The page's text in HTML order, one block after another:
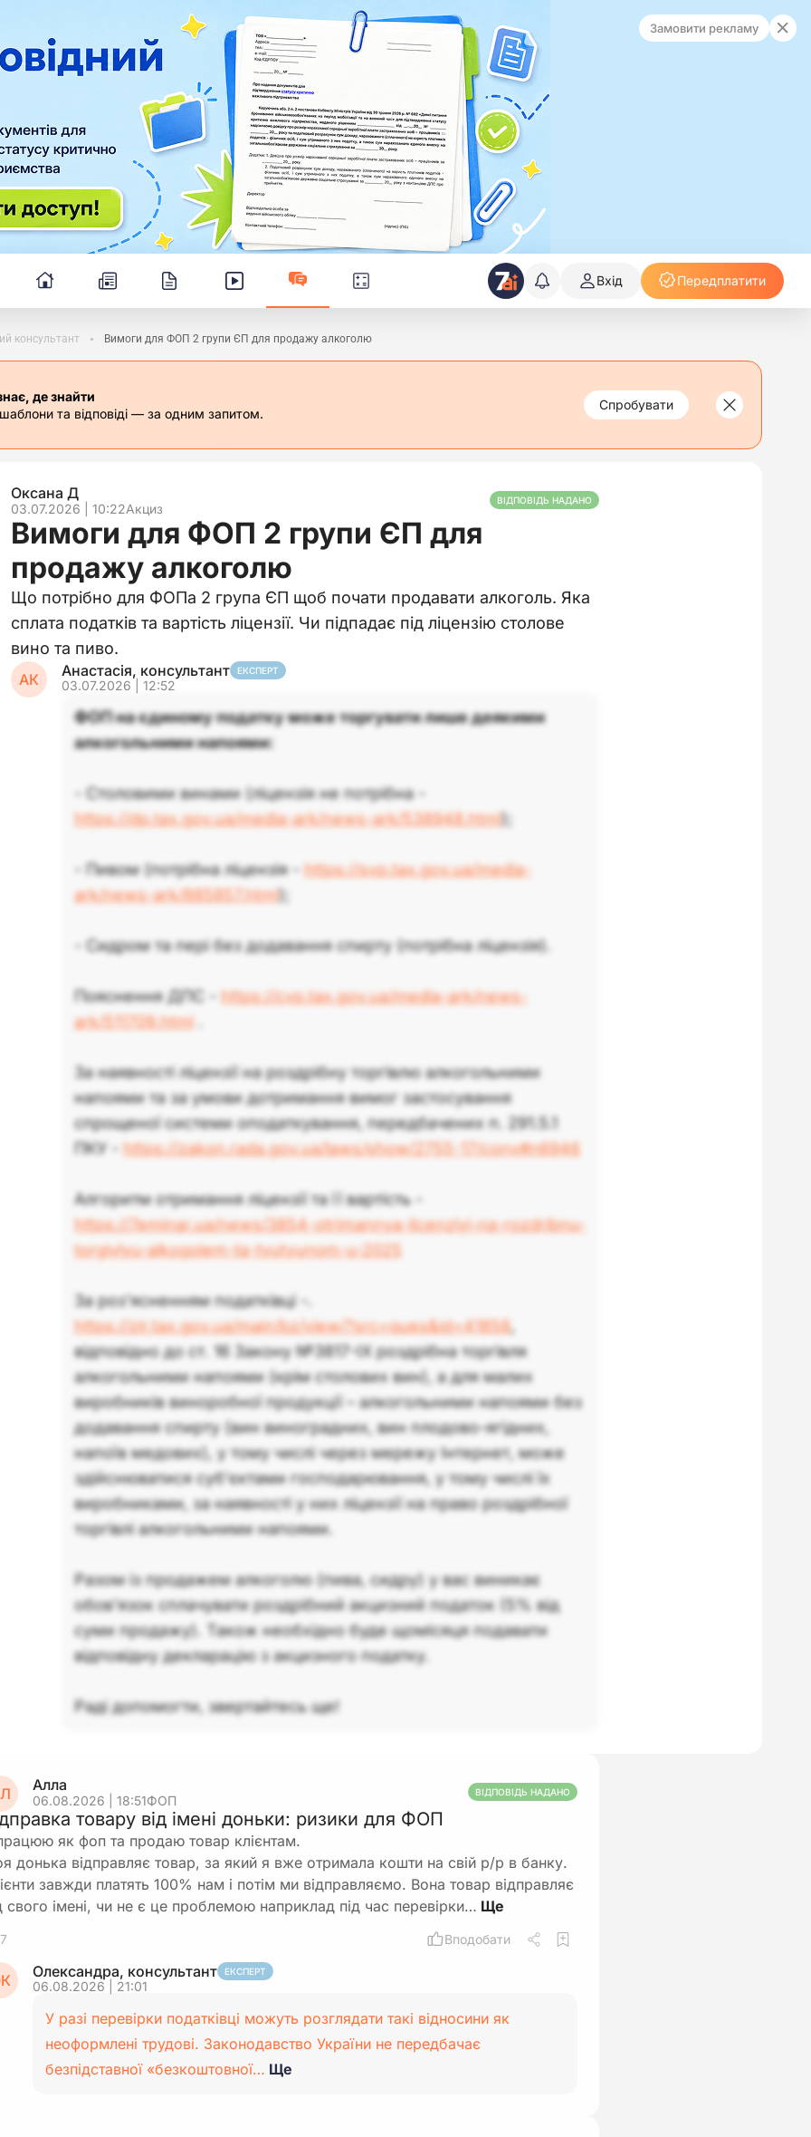
Замовити рекламу
Вхід Передплатити
консультант Вимоги для ФОП 2 групи ЄП для продажу алкоголю
де знайти
та відповіді — за одним запитом.
Спробувати
Оксана Д
03.07.2026 | 10:22Акциз
ВІДПОВІДЬ НАДАНО
Вимоги для ФОП 2 групи ЄП для
продажу алкоголю
Що потрібно для ФОПа 2 група ЄП щоб почати продавати алкоголь. Яка
сплата податків та вартість ліцензії. Чи підпадає під ліцензію столове
вино та пиво.
АК Анастасія, консультант ЕКСПЕРТ
03.07.2026 | 12:52
ФОП на єдиному податку може торгувати лише деякими
алкогольними напоями:
- Столовими винами (ліцензія не потрібна -
https://dp.tax.gov.ua/media-ark/news-ark/538948.html);
- Пивом (потрібна ліцензія - https://svp.tax.gov.ua/media-
ark/news-ark/885857.html);
- Сидром та пері без додавання спирту (потрібна ліцензія).
Пояснення ДПС - https://cvp.tax.gov.ua/media-ark/news-
ark/511709.html
За наявності ліцензії на роздрібну торгівлю алкогольними
напоями та за умови дотримання вимог застосування
спрощеної системи оподаткування, передбачених п. 291.5.1
ПКУ - https://zakon.rada.gov.ua/laws/show/2755-17/conv#n6946
Алгоритм отримання ліцензії та її вартість -
https://7eminar.ua/news/3854-otrimannya-licenziyi-na-rozdribnu-
torgivlyu-alkogolem-ta-tyutyunom-u-2025
За роз'ясненням податківці -.
https://zir.tax.gov.ua/main/bz/view/?src=ques&id=41858,
відповідно до ст. 16 Закону №3817-IX роздрібна торгівля
алкогольними напоями (крім столових вин), а для малих
виробників виноробної продукції – алкогольними напоями без
додавання спирту (вин виноградних, вин плодово-ягідних,
напоїв медових), у тому числі через мережу Інтернет, може
здійснюватися суб’єктами господарювання, у тому числі їх
виробниками, за наявності у них ліцензії на право роздрібної
торгівлі алкогольними напоями.
Разом із продажем алкоголю (пива, сидру) у вас виникає
обов'язок сплачувати роздрібний акцизний податок (5% від
суми продажу). Також необхідно буде щомісяця подавати
відповідну декларацію з акцизного податку.
Раді допомогти, звертайтесь ще!
Алла
06.08.2026 | 18:51ФОП
ВІДПОВІДЬ НАДАНО
товару від імені доньки: ризики для ФОП
як фоп та продаю товар клієнтам.
донька відправляє товар, за який я вже отримала кошти на свій р/р в банку.
завжди платять 100% нам і потім ми відправляємо. Вона товар відправляє
свого імені, чи не є це проблемою наприклад під час перевірки…
7 Вподобати
Олександра, консультант ЕКСПЕРТ
06.08.2026 | 21:01
У разі перевірки податківці можуть розглядати такі відносини як
неоформлені трудові. Законодавство України не передбачає
безпідставної «безкоштовної… Ще